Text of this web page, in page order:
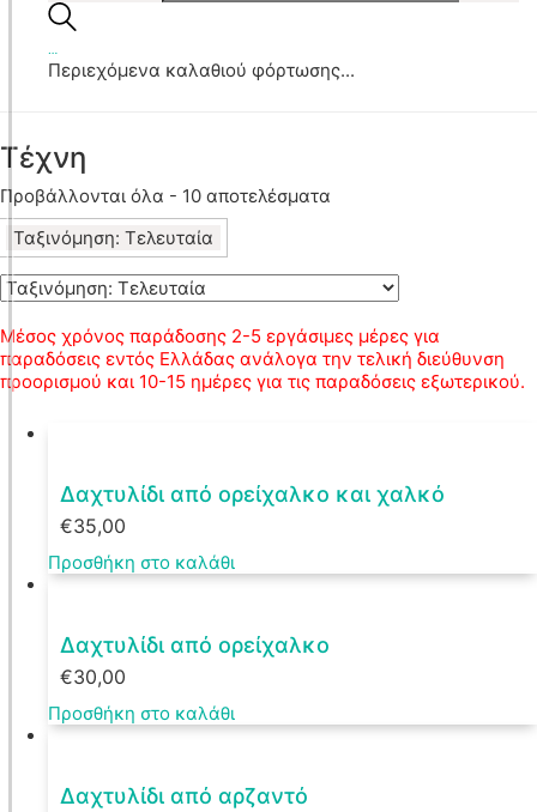
…
Περιεχόμενα καλαθιού φόρτωσης...
Τέχνη
Προβάλλονται όλα - 10 αποτελέσματα
Ταξινόμηση: Τελευταία
Μέσος χρόνος παράδοσης 2-5 εργάσιμες μέρες για
παραδόσεις εντός Ελλάδας ανάλογα την τελική διεύθυνση
προορισμού και 10-15 ημέρες για τις παραδόσεις εξωτερικού.
Δαχτυλίδι από ορείχαλκο και χαλκό
€35,00
Προσθήκη στο καλάθι
Δαχτυλίδι από ορείχαλκο
€30,00
Προσθήκη στο καλάθι
Δαχτυλίδι από αρζαντό